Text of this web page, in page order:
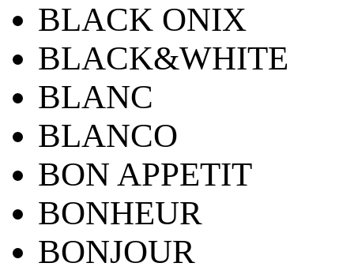
BLACK ONIX
BLACK&WHITE
BLANC
BLANCO
BON APPETIT
BONHEUR
BONJOUR